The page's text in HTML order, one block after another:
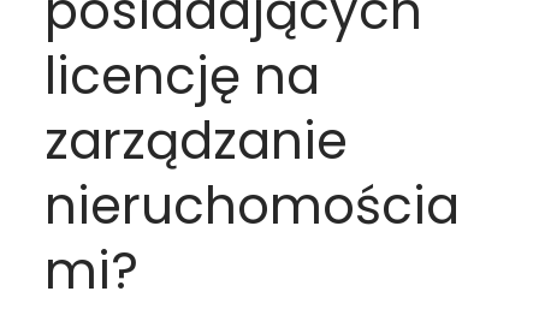
licencję na
zarządzanie
nieruchomościa
mi?